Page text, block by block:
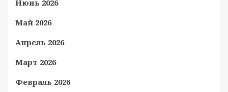
Июнь 2026
Май 2026
Апрель 2026
Март 2026
Февраль 2026